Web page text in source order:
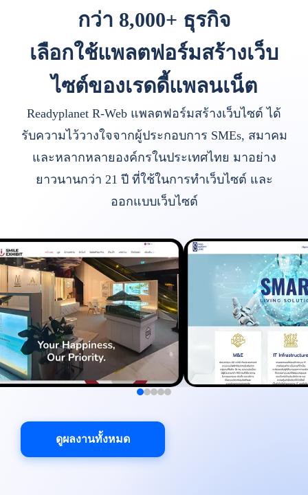
กว่า 8,000+ ธุรกิจ
เลือกใช้แพลตฟอร์มสร้างเว็บ
ไซต์ของเรดดี้แพลนเน็ต
Readyplanet R-Web แพลตฟอร์มสร้างเว็บไซต์ ได้
รับความไว้วางใจจากผู้ประกอบการ SMEs, สมาคม
และหลากหลายองค์กรในประเทศไทย มาอย่าง
ยาวนานกว่า 21 ปี ที่ใช้ในการทำเว็บไซต์ และ
ออกแบบเว็บไซต์
ดูผลงานทั้งหมด